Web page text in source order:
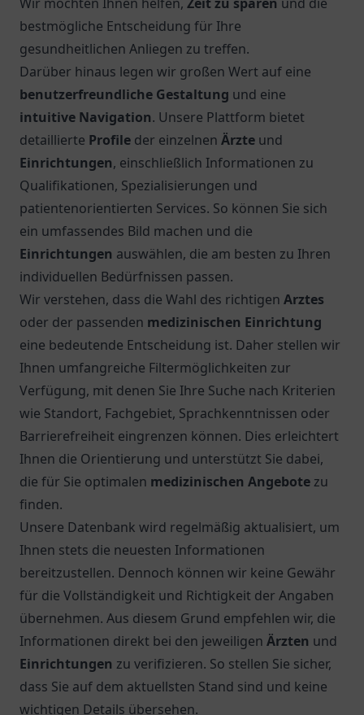
bestmögliche Entscheidung für Ihre
gesundheitlichen Anliegen zu treffen.
Darüber hinaus legen wir großen Wert auf eine
benutzerfreundliche Gestaltung und eine
intuitive Navigation. Unsere Plattform bietet
detaillierte Profile der einzelnen Ärzte und
Einrichtungen, einschließlich Informationen zu
Qualifikationen, Spezialisierungen und
patientenorientierten Services. So können Sie sich
ein umfassendes Bild machen und die
Einrichtungen auswählen, die am besten zu Ihren
individuellen Bedürfnissen passen.
Wir verstehen, dass die Wahl des richtigen Arztes
oder der passenden medizinischen Einrichtung
eine bedeutende Entscheidung ist. Daher stellen wir
Ihnen umfangreiche Filtermöglichkeiten zur
Verfügung, mit denen Sie Ihre Suche nach Kriterien
wie Standort, Fachgebiet, Sprachkenntnissen oder
Barrierefreiheit eingrenzen können. Dies erleichtert
Ihnen die Orientierung und unterstützt Sie dabei,
die für Sie optimalen medizinischen Angebote zu
finden.
Unsere Datenbank wird regelmäßig aktualisiert, um
Ihnen stets die neuesten Informationen
bereitzustellen. Dennoch können wir keine Gewähr
für die Vollständigkeit und Richtigkeit der Angaben
übernehmen. Aus diesem Grund empfehlen wir, die
Informationen direkt bei den jeweiligen Ärzten und
Einrichtungen zu verifizieren. So stellen Sie sicher,
dass Sie auf dem aktuellsten Stand sind und keine
wichtigen Details übersehen.